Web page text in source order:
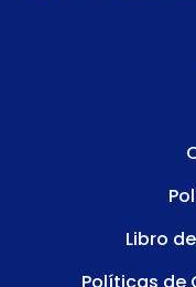
Libro
Políticas de